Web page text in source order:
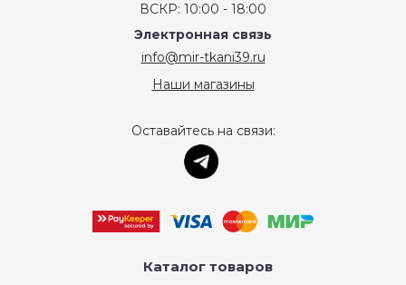
ВСКР: 10:00 - 18:00
Электронная связь
info@mir-tkani39.ru
Наши магазины
Оставайтесь на связи:
Каталог товаров